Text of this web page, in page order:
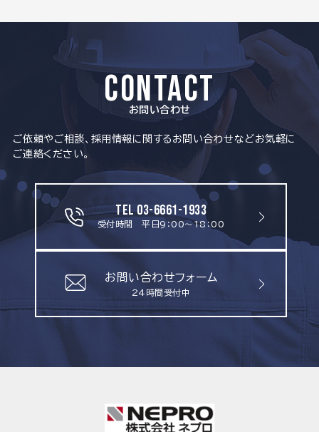
CONTACT
お問い合わせ
ご依頼やご相談、採用情報に関するお問い合わせなどお気軽に
ご連絡ください。
TEL 03-6661-1933
受付時間 平日9：00～18：00
お問い合わせフォーム
24時間受付中